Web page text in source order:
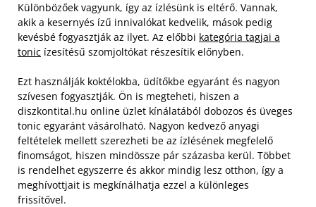
Különbözőek vagyunk, így az ízlésünk is eltérő. Vannak,
akik a kesernyés ízű innivalókat kedvelik, mások pedig
kevésbé fogyasztják az ilyet. Az előbbi kategória tagjai a
tonic ízesítésű szomjoltókat részesítik előnyben.
Ezt használják koktélokba, üdítőkbe egyaránt és nagyon
szívesen fogyasztják. Ön is megteheti, hiszen a
diszkontital.hu online üzlet kínálatából dobozos és üveges
tonic egyaránt vásárolható. Nagyon kedvező anyagi
feltételek mellett szerezheti be az ízlésének megfelelő
finomságot, hiszen mindössze pár százasba kerül. Többet
is rendelhet egyszerre és akkor mindig lesz otthon, így a
meghívottjait is megkínálhatja ezzel a különleges
frissítővel.